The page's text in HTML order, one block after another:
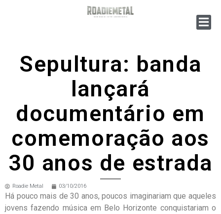
Sepultura: banda
lançará
documentário em
comemoração aos
30 anos de estrada
Roadie Metal 03/10/2016
Há pouco mais de 30 anos, poucos imaginariam que aqueles
jovens fazendo música em Belo Horizonte conquistariam o